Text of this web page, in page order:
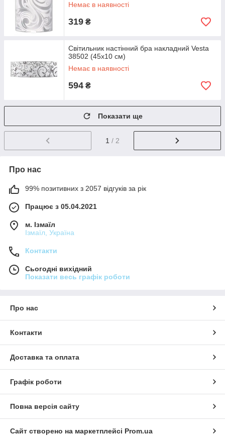
Немає в наявності
319 ₴
Світильник настінний бра накладний Vesta
38502 (45х10 см)
Немає в наявності
594 ₴
Показати ще
1 / 2
Про нас
99% позитивних з 2057 відгуків за рік
Працює з 05.04.2021
м. Ізмаїл
Ізмаїл, Україна
Контакти
Сьогодні вихідний
Показати весь графік роботи
Про нас
Контакти
Доставка та оплата
Графік роботи
Повна версія сайту
Сайт створено на маркетплейсі Prom.ua